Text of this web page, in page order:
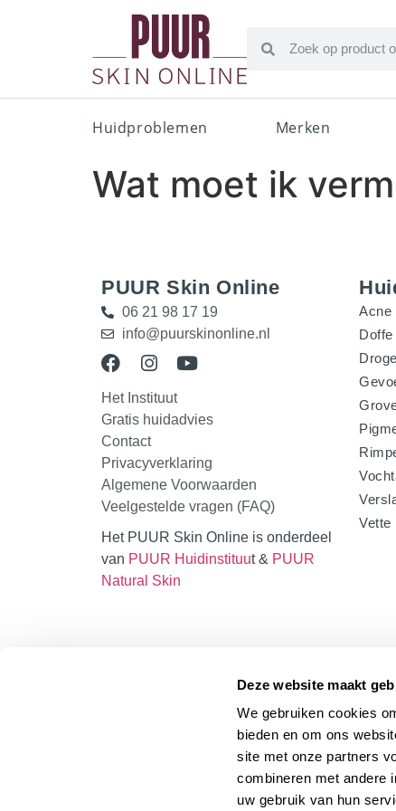
Deze website maakt
We gebruiken cookies
bieden en om ons
site met onze partners
combineren met andere
uw gebruik van hun
Huidproblemen Merken
Wat moet ik
PUUR Skin Online
06 21 98 17 19
info@puurskinonline.nl
Het Instituut
Gratis huidadvies
Contact
Privacyverklaring
Algemene Voorwaarden
Veelgestelde vragen (FAQ)
Het PUUR Skin Online is onderdeel
van PUUR Huidinstituut & PUUR
Natural Skin
Acne
Vette